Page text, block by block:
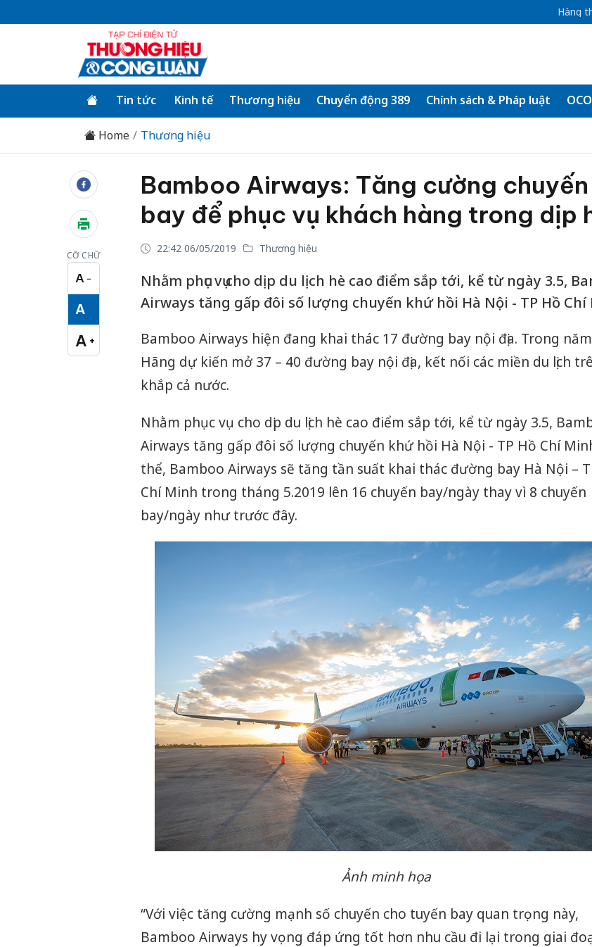
Hàng
Tin tức Kinh tế Thương hiệu Chuyển động 389 Chính sách & Pháp luật
Home Thương hiệu
CỠ CHỮ
A −
Cỡ chữ nhỏ
A
Cỡ chữ vừa
A +
Cỡ chữ lớn
Bamboo Airways: Tăng cường chuyến
bay để phục vụ khách hàng trong dịp
22:42 06/05/2019 Thương hiệu
Nhằm phục vụ cho dịp du lịch hè cao điểm sắp tới, kể từ ngày 3.5,
Airways tăng gấp đôi số lượng chuyến khứ hồi Hà Nội - TP Hồ Chí
Bamboo Airways hiện đang khai thác 17 đường bay nội địa. Trong
Hãng dự kiến mở 37 – 40 đường bay nội địa, kết nối các miền du lịch
khắp cả nước.
Nhằm phục vụ cho dịp du lịch hè cao điểm sắp tới, kể từ ngày 3.5,
Airways tăng gấp đôi số lượng chuyến khứ hồi Hà Nội - TP Hồ Chí
thể, Bamboo Airways sẽ tăng tần suất khai thác đường bay Hà Nội –
Chí Minh trong tháng 5.2019 lên 16 chuyến bay/ngày thay vì 8 chuyến
bay/ngày như trước đây.
Ảnh minh họa
“Với việc tăng cường mạnh số chuyến cho tuyến bay quan trọng này,
Bamboo Airways hy vọng đáp ứng tốt hơn nhu cầu đi lại trong giai